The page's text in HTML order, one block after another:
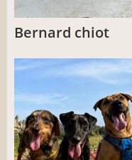
Bernard chiot